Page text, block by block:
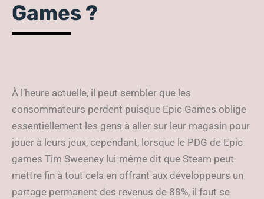
Games ?
À l’heure actuelle, il peut sembler que les
consommateurs perdent puisque Epic Games oblige
essentiellement les gens à aller sur leur magasin pour
jouer à leurs jeux, cependant, lorsque le PDG de Epic
games Tim Sweeney lui-même dit que Steam peut
mettre fin à tout cela en offrant aux développeurs un
partage permanent des revenus de 88%, il faut se